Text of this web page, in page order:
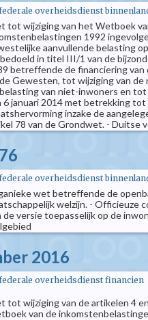
overheidsdienst
tot wijziging van het Wetboek
1992
aanvullende belasting
in titel III/1 van de
betreffende de financiering van
Gewesten, tot wijziging van de
van niet-inwoners en
6 januari 2014 met betrekking tot
inzake de
78 van de Grondwet. - Duitse
overheidsdienst
wet betreffende de
welzijn. - Officieuze
de versie toepasselijk op de
2016
overheidsdienst financien
tot wijziging van de artikelen 4
van de